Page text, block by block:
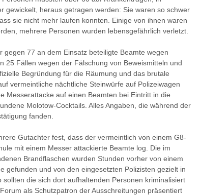
gewickelt, heraus getragen werden: Sie waren so schwer
sie nicht mehr laufen konnten. Einige von ihnen waren
mehrere Personen wurden lebensgefährlich verletzt.
gegen 77 an dem Einsatz beteiligte Beamte wegen
25 Fällen wegen der Fälschung von Beweismitteln und
Begründung für die Räumung und das brutale
vermeintliche nächtliche Steinwürfe auf Polizeiwagen
Messerattacke auf einen Beamten bei Eintritt in die
Molotow-Cocktails. Alles Angaben, die während der
fanden.
Gutachter fest, dass der vermeintlich von einem G8-
mit einem Messer attackierte Beamte log. Die im
Brandflaschen wurden Stunden vorher von einem
gefunden und von den eingesetzten Polizisten gezielt in
sollten die sich dort aufhaltenden Personen kriminalisiert
als Schutzpatron der Ausschreitungen präsentiert